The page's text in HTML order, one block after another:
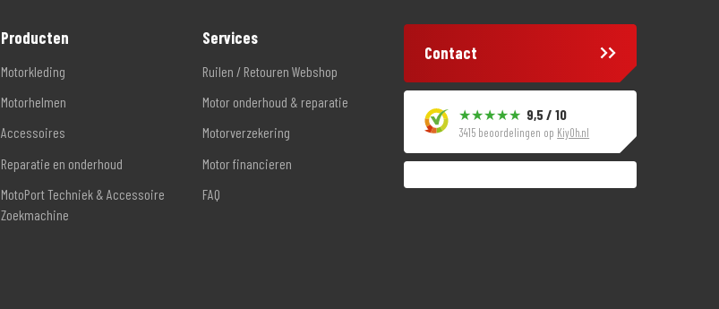
Producten
Motorkleding
Motorhelmen
Accessoires
Reparatie en onderhoud
MotoPort Techniek & Accessoire
Zoekmachine
Services
Ruilen / Retouren Webshop
Motor onderhoud & reparatie
Motorverzekering
Motor financieren
FAQ
Contact
9,5 / 10
3415 beoordelingen op KiyOh.nl